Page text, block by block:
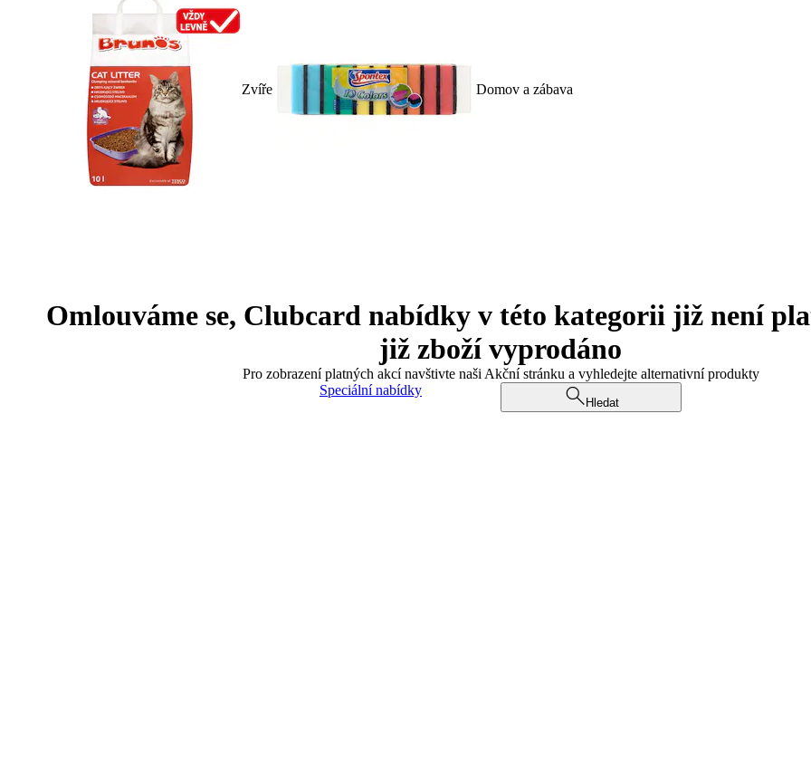
Zvíře Domov a zábava
Omlouváme se, Clubcard nabídky v této kategorii již není
již zboží vyprodáno
Pro zobrazení platných akcí navštivte naši Akční stránku a vyhledejte alternativní produkty
Speciální nabídky
Hledat